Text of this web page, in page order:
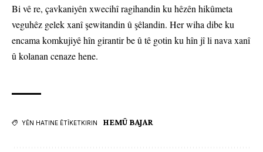
Bi vê re, çavkaniyên xwecihî ragihandin ku hêzên hikûmeta
veguhêz gelek xanî şewitandin û şêlandin. Her wiha dibe ku
encama komkujiyê hîn girantir be û tê gotin ku hîn jî li nava xanî
û kolanan cenaze hene.
YÊN HATINE ÊTÎKETKIRIN HEMÛ BAJAR